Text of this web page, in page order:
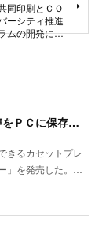
同印刷とＣＯ
ーシティ推進
ムの開発に…
【流 通】ナカバヤシ カセットテープの音声をＰＣに保存できるプレイヤーを発売
きるカセットプレ
」を発売した。…